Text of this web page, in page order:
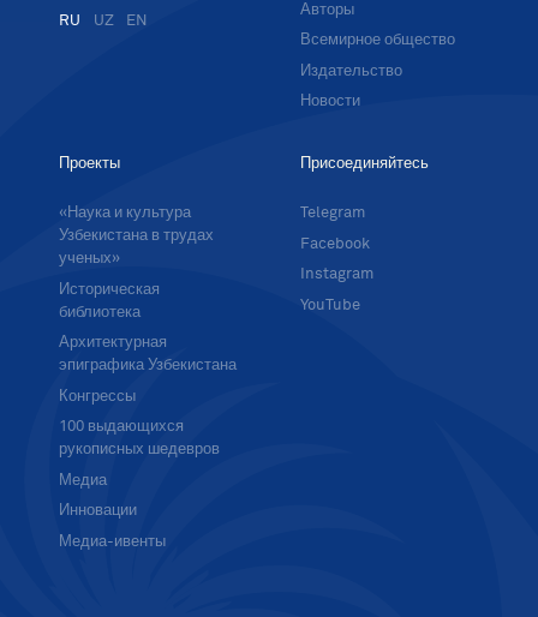
RU UZ EN
Авторы
Всемирное общество
Издательство
Новости
Проекты
«Наука и культура
Узбекистана в трудах
ученых»
Историческая
библиотека
Архитектурная
эпиграфика Узбекистана
Конгрессы
100 выдающихся
рукописных шедевров
Медиа
Инновации
Медиа-ивенты
Присоединяйтесь
Telegram
Facebook
Instagram
YouTube